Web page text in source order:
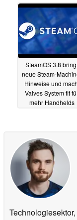
SteamOS 3.8
neue Steam-
Hinweise und
Valves System fit
mehr Handhelds